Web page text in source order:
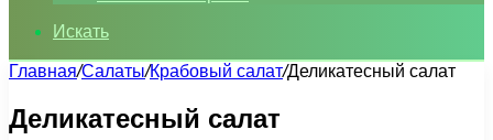
Искать
Главная/Салаты/Крабовый салат/Деликатесный салат
Деликатесный салат